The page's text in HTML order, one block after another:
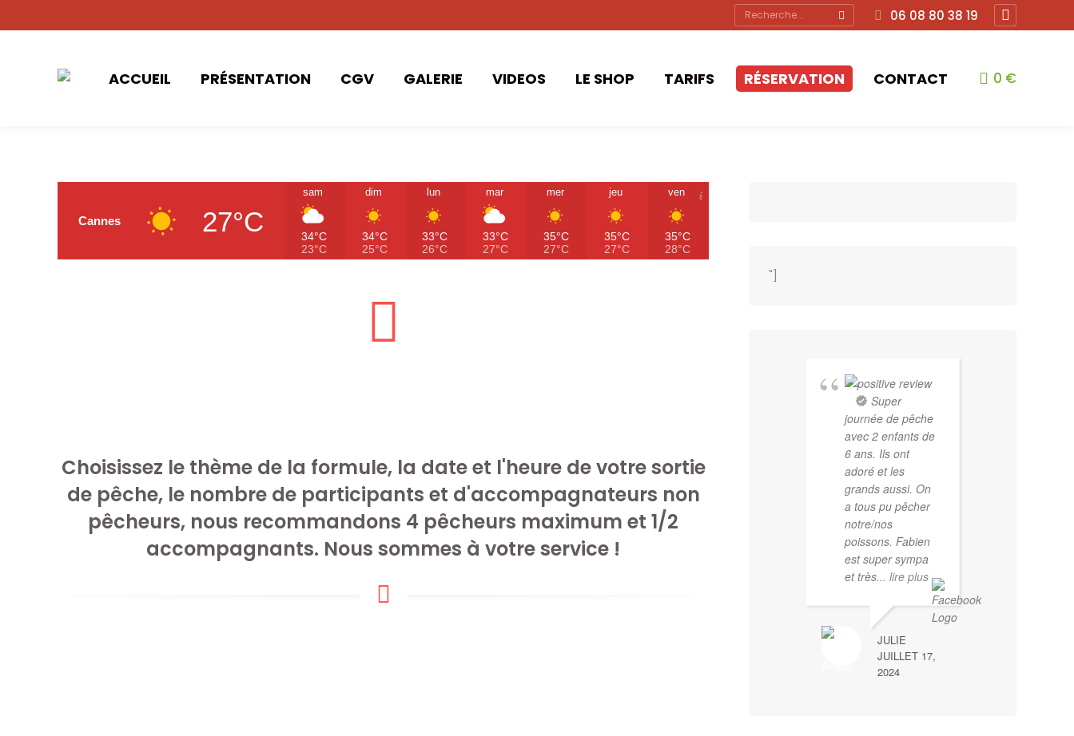
Recherche
:
06 08 80 38 19
Facebook
opens
ACCUEIL PRÉSENTATION CGV GALERIE VIDEOS LE SHOP TARIFS RÉSERVATION CONTACT 0 €
Cannes 27°C
sam
34°C
23°C
dim
34°C
25°C
lun
33°C
26°C
mar
33°C
27°C
mer
35°C
27°C
jeu
35°C
27°C
ven
35°C
28°C
Choisissez le thème de la formule, la date et l'heure de votre sortie
de pêche, le nombre de participants et d'accompagnateurs non
pêcheurs, nous recommandons 4 pêcheurs maximum et 1/2
accompagnants. Nous sommes à votre service !
"]
Super
journée de pêche
avec 2 enfants de
6 ans. Ils ont
adoré et les
grands aussi. On
a tous pu pêcher
notre/nos
poissons. Fabien
est super sympa
et très... lire plus
JULIE
JUILLET 17,
2024